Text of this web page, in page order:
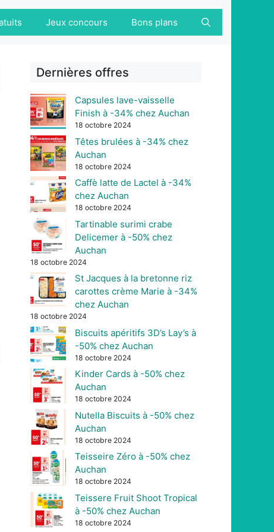
Jeux concours Bons plans
Dernières offres
Capsules lave-vaisselle
Finish à -34% chez Auchan
18 octobre 2024
Têtes brulées à -34% chez
Auchan
18 octobre 2024
Caffè latte de Lactel à -34%
chez Auchan
18 octobre 2024
Tartinable surimi crabe
Delicemer à -50% chez
Auchan
18 octobre 2024
St Jacques à la bretonne riz
carottes crème Marie à -34%
chez Auchan
18 octobre 2024
Biscuits apéritifs 3D’s Lay’s à
-50% chez Auchan
18 octobre 2024
Kinder Cards à -50% chez
Auchan
18 octobre 2024
Nutella Biscuits à -50% chez
Auchan
18 octobre 2024
Teisseire Zéro à -50% chez
Auchan
18 octobre 2024
Teissere Fruit Shoot Tropical
à -50% chez Auchan
18 octobre 2024